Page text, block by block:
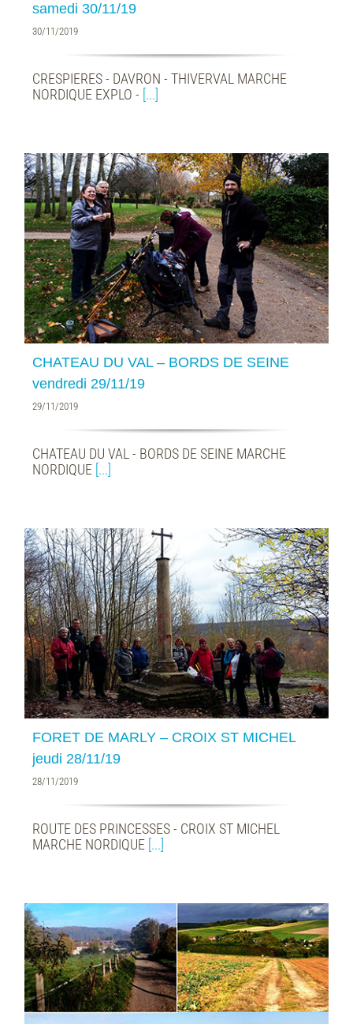
samedi 30/11/19
30/11/2019
CRESPIERES - DAVRON - THIVERVAL MARCHE
NORDIQUE EXPLO - [...]
CHATEAU DU VAL – BORDS DE SEINE
vendredi 29/11/19
29/11/2019
CHATEAU DU VAL - BORDS DE SEINE MARCHE
NORDIQUE [...]
FORET DE MARLY – CROIX ST MICHEL
jeudi 28/11/19
28/11/2019
ROUTE DES PRINCESSES - CROIX ST MICHEL
MARCHE NORDIQUE [...]